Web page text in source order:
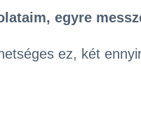
egyre
ez, két